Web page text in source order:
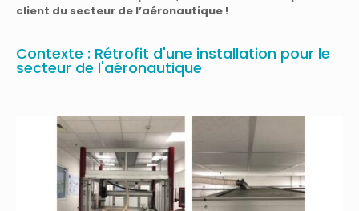
client du secteur de l’aéronautique !
Contexte : Rétrofit d'une installation pour le
secteur de l'aéronautique